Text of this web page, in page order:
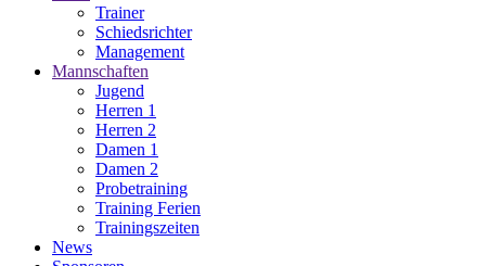
Trainer
Schiedsrichter
Management
Mannschaften
Jugend
Herren 1
Herren 2
Damen 1
Damen 2
Probetraining
Training Ferien
Trainingszeiten
News